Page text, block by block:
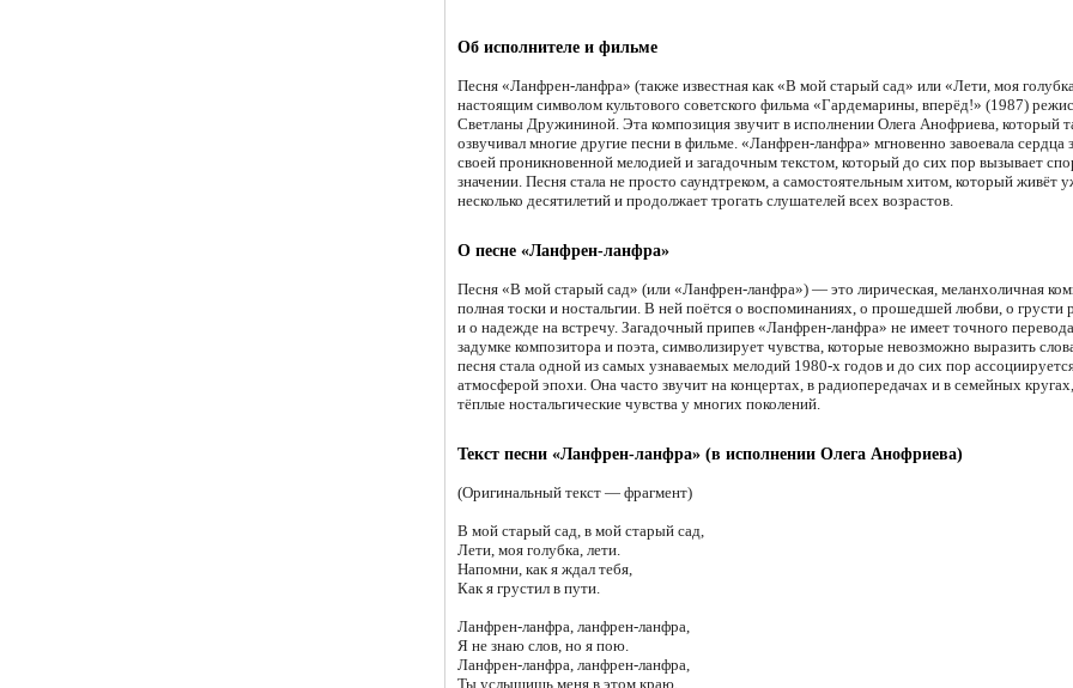
Об исполнителе и фильме
Песня «Ланфрен-ланфра» (также известная как «В мой старый сад» или «Лети, моя
настоящим символом культового советского фильма «Гардемарины, вперёд!» (1987)
Светланы Дружининой. Эта композиция звучит в исполнении Олега Анофриева, который
озвучивал многие другие песни в фильме. «Ланфрен-ланфра» мгновенно завоевала сердца
своей проникновенной мелодией и загадочным текстом, который до сих пор вызывает
значении. Песня стала не просто саундтреком, а самостоятельным хитом, который живёт
несколько десятилетий и продолжает трогать слушателей всех возрастов.
О песне «Ланфрен-ланфра»
Песня «В мой старый сад» (или «Ланфрен-ланфра») — это лирическая, меланхоличная
полная тоски и ностальгии. В ней поётся о воспоминаниях, о прошедшей любви, о грусти
и о надежде на встречу. Загадочный припев «Ланфрен-ланфра» не имеет точного
задумке композитора и поэта, символизирует чувства, которые невозможно выразить
песня стала одной из самых узнаваемых мелодий 1980-х годов и до сих пор
атмосферой эпохи. Она часто звучит на концертах, в радиопередачах и в семейных
тёплые ностальгические чувства у многих поколений.
Текст песни «Ланфрен-ланфра» (в исполнении Олега Анофриева)
(Оригинальный текст — фрагмент)
В мой старый сад, в мой старый сад,
Лети, моя голубка, лети.
Напомни, как я ждал тебя,
Как я грустил в пути.
Ланфрен-ланфра, ланфрен-ланфра,
Я не знаю слов, но я пою.
Ланфрен-ланфра, ланфрен-ланфра,
Ты услышишь меня в этом краю.